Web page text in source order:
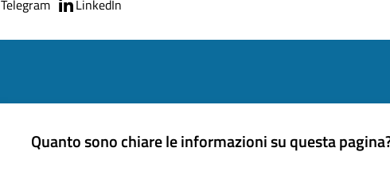
Telegram LinkedIn
Quanto sono chiare le informazioni su questa